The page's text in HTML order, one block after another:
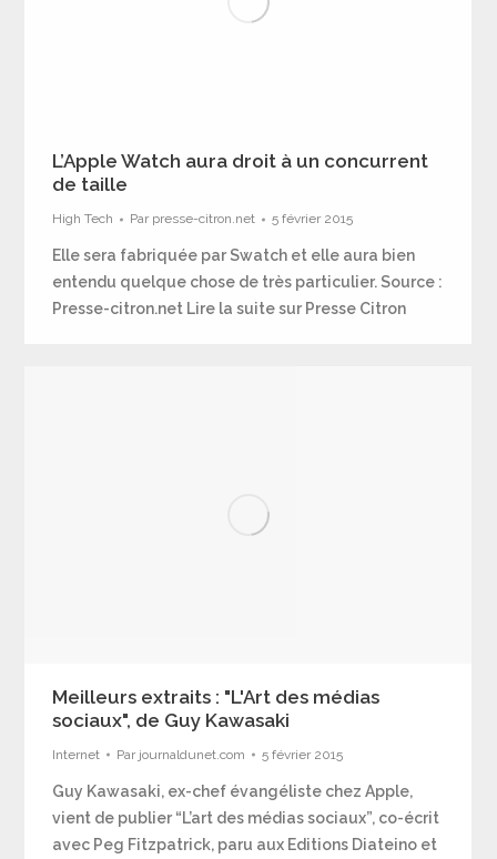
L’Apple Watch aura droit à un concurrent
de taille
High Tech Par presse-citron.net 5 février 2015
Elle sera fabriquée par Swatch et elle aura bien
entendu quelque chose de très particulier. Source :
Presse-citron.net Lire la suite sur Presse Citron
Meilleurs extraits : "L'Art des médias
sociaux", de Guy Kawasaki
Internet Par journaldunet.com 5 février 2015
Guy Kawasaki, ex-chef évangéliste chez Apple,
vient de publier “L’art des médias sociaux”, co-écrit
avec Peg Fitzpatrick, paru aux Editions Diateino et